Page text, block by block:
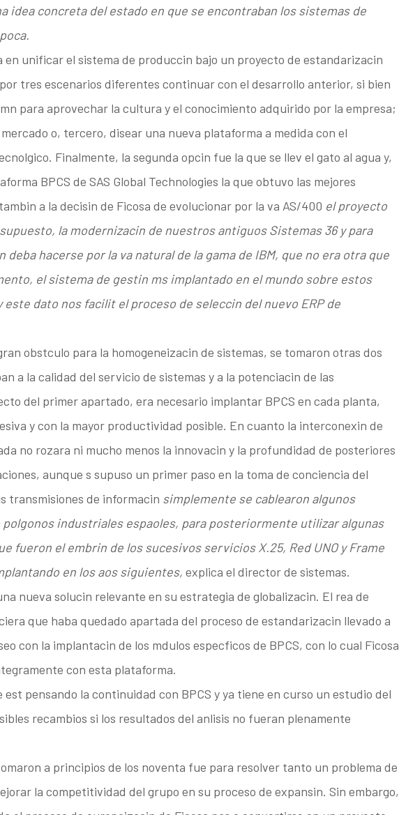
idea concreta del estado en que se encontraban los sistemas de
en unificar el sistema de produccin bajo un proyecto de estandarizacin
tres escenarios diferentes continuar con el desarrollo anterior, si bien
para aprovechar la cultura y el conocimiento adquirido por la empresa;
o, tercero, disear una nueva plataforma a medida con el
Finalmente, la segunda opcin fue la que se llev el gato al agua y,
BPCS de SAS Global Technologies la que obtuvo las mejores
a la decisin de Ficosa de evolucionar por la va AS/400 el proyecto
la modernizacin de nuestros antiguos Sistemas 36 y para
hacerse por la va natural de la gama de IBM, que no era otra que
el sistema de gestin ms implantado en el mundo sobre estos
este dato nos facilit el proceso de seleccin del nuevo ERP de
obstculo para la homogeneizacin de sistemas, se tomaron otras dos
a la calidad del servicio de sistemas y a la potenciacin de las
del primer apartado, era necesario implantar BPCS en cada planta,
y con la mayor productividad posible. En cuanto la interconexin de
no rozara ni mucho menos la innovacin y la profundidad de posteriores
aunque s supuso un primer paso en la toma de conciencia del
transmisiones de informacin simplemente se cablearon algunos
industriales espaoles, para posteriormente utilizar algunas
fueron el embrin de los sucesivos servicios X.25, Red UNO y Frame
en los aos siguientes, explica el director de sistemas.
nueva solucin relevante en su estrategia de globalizacin. El rea de
que haba quedado apartada del proceso de estandarizacin llevado a
con la implantacin de los mdulos especficos de BPCS, con lo cual Ficosa
con esta plataforma.
est pensando la continuidad con BPCS y ya tiene en curso un estudio del
recambios si los resultados del anlisis no fueran plenamente
a principios de los noventa fue para resolver tanto un problema de
la competitividad del grupo en su proceso de expansin. Sin embargo,